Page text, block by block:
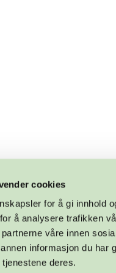
cookies
for å gi innhold
å analysere trafikken
våre innen
informasjon du har
deres.